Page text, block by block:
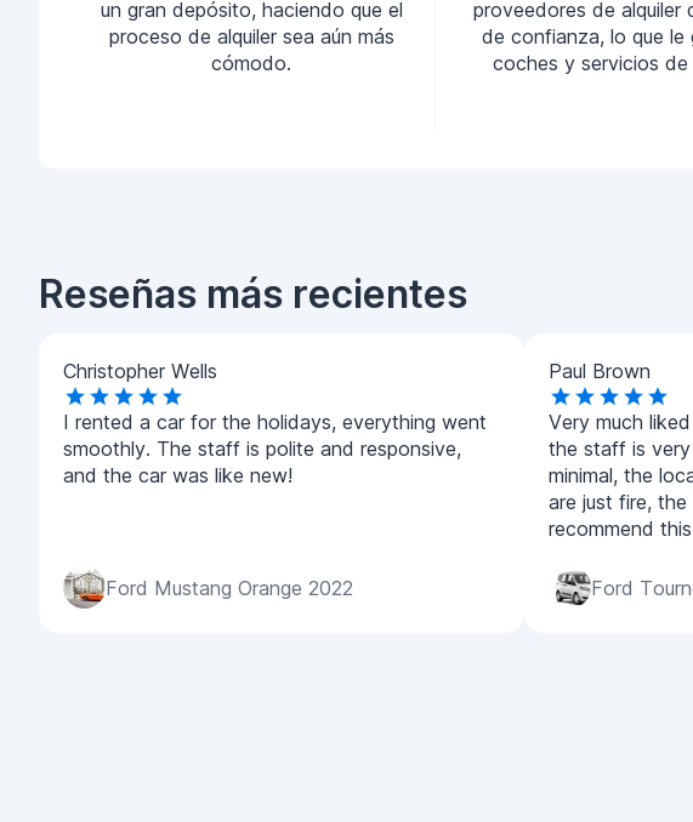
un gran depósito, haciendo que el
proceso de alquiler sea aún más
cómodo.
proveedores de alquiler
de confianza, lo que le
coches y servicios de
Reseñas más recientes
Christopher Wells
I rented a car for the holidays, everything went
smoothly. The staff is polite and responsive,
and the car was like new!
Ford Mustang Orange 2022
Paul Brown
Very much
the staff is
minimal, the
are just fire,
recommend
Ford